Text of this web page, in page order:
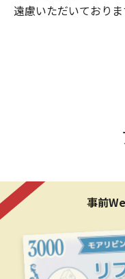
遠慮いただいておりま
事前